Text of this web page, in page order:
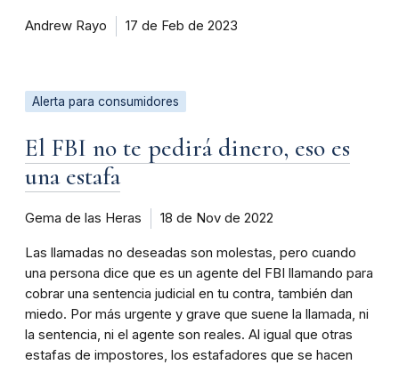
Andrew Rayo 17 de Feb de 2023
Alerta para consumidores
El FBI no te pedirá dinero, eso es
una estafa
Gema de las Heras 18 de Nov de 2022
Las llamadas no deseadas son molestas, pero cuando
una persona dice que es un agente del FBI llamando para
cobrar una sentencia judicial en tu contra, también dan
miedo. Por más urgente y grave que suene la llamada, ni
la sentencia, ni el agente son reales. Al igual que otras
estafas de impostores, los estafadores que se hacen